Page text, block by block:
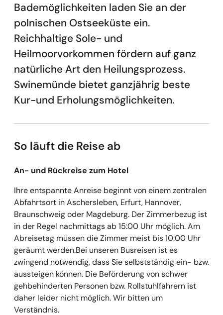
Bademöglichkeiten laden Sie an der
polnischen Ostseeküste ein.
Reichhaltige Sole- und
Heilmoorvorkommen fördern auf ganz
natürliche Art den Heilungsprozess.
Swinemünde bietet ganzjährig beste
Kur-und Erholungsmöglichkeiten.
So läuft die Reise ab
An- und Rückreise zum Hotel
Ihre entspannte Anreise beginnt von einem zentralen
Abfahrtsort in Aschersleben, Erfurt, Hannover,
Braunschweig oder Magdeburg. Der Zimmerbezug ist
in der Regel nachmittags ab 15:00 Uhr möglich. Am
Abreisetag müssen die Zimmer meist bis 10:00 Uhr
geräumt werden.Bei unseren Busreisen ist es
zwingend notwendig, dass Sie selbstständig ein- bzw.
aussteigen können. Die Beförderung von schwer
gehbehinderten Personen bzw. Rollstuhlfahrern ist
daher leider nicht möglich. Wir bitten um
Verständnis.